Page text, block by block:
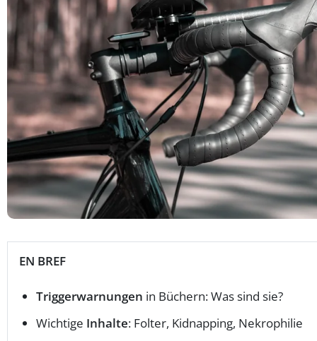
EN BREF
Triggerwarnungen in Büchern: Was sind sie?
Wichtige Inhalte: Folter, Kidnapping, Nekrophilie